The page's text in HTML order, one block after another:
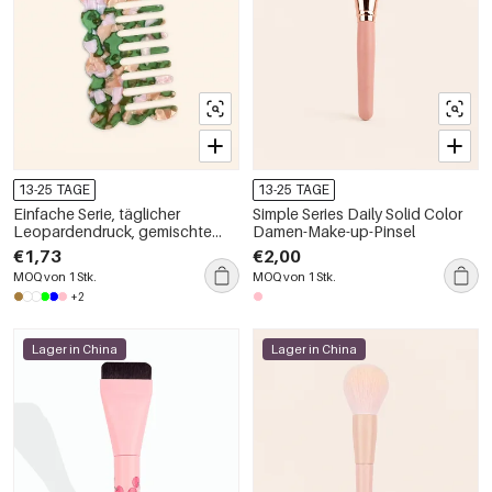
13-25 TAGE
Einfache Serie, täglicher
Leopardendruck, gemischte
Farbverlaufs-Essigsäurekämme
€1,73
MOQ von 1 Stk.
+2
13-25 TAGE
Simple Series Daily Solid Color
Damen-Make-up-Pinsel
€2,00
MOQ von 1 Stk.
Lager in China Lager in China